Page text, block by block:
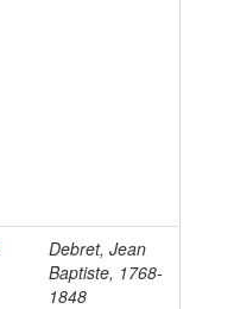
Debret, Jean
Baptiste, 1768-
1848